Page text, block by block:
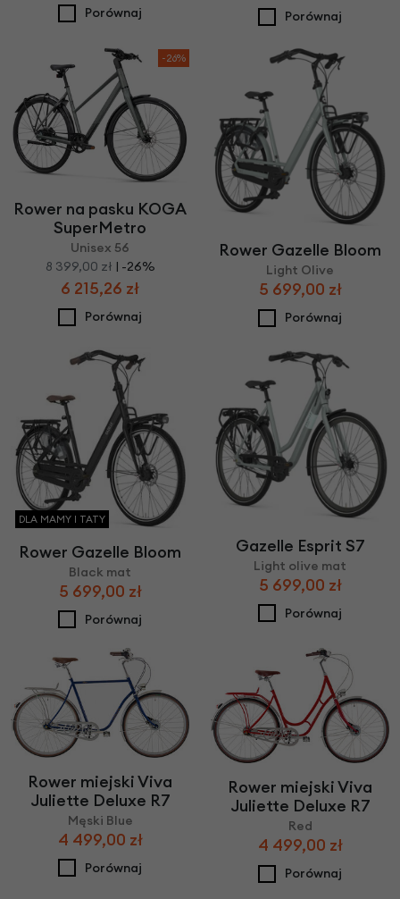
Porównaj Porównaj
-26%
Rower na pasku KOGA
SuperMetro
Unisex 56
8 399,00 zł | -26%
6 215,26 zł
Porównaj
Rower Gazelle Bloom
Light Olive
5 699,00 zł
Porównaj
DLA MAMY I TATY
Rower Gazelle Bloom
Black mat
5 699,00 zł
Porównaj
Gazelle Esprit S7
Light olive mat
5 699,00 zł
Porównaj
Rower miejski Viva
Juliette Deluxe R7
Męski Blue
4 499,00 zł
Porównaj
Rower miejski Viva
Juliette Deluxe R7
Red
4 499,00 zł
Porównaj